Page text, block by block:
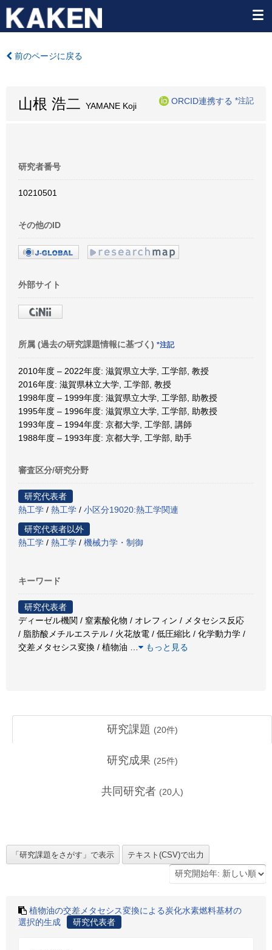
前のページに戻る
山根 浩二 YAMANE Koji
ORCID連携する *注記
研究者番号
10210501
その他のID
外部サイト
所属 (過去の研究課題情報に基づく) *注記
2010年度 – 2022年度: 滋賀県立大学, 工学部, 教授
2016年度: 滋賀県林立大学, 工学部, 教授
1998年度 – 1999年度: 滋賀県立大学, 工学部, 助教授
1995年度 – 1996年度: 滋賀県立大学, 工学部, 助教授
1993年度 – 1994年度: 京都大学, 工学部, 講師
1988年度 – 1993年度: 京都大学, 工学部, 助手
審査区分/研究分野
研究代表者
熱工学 / 熱工学 / 小区分19020:熱工学関連
研究代表者以外
熱工学 / 熱工学 / 機械力学・制御
キーワード
研究代表者
ディーゼル機関 / 窒素酸化物 / オレフィン / メタセシス反応
/ 脂肪酸メチルエステル / 火花放電 / 低圧縮比 / 化学動力学 /
交差メタセシス変換 / 植物油
もっと見る
研究課題 (20件)
研究成果 (25件)
共同研究者 (20人)
植物油の交差メタセシス変換による炭化水素燃料基材の
選択的生成
研究代表者